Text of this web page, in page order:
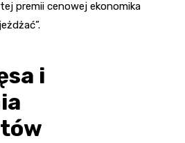
premii cenowej ekonomika
i